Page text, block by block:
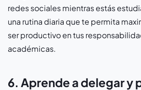
redes sociales mientras estás
una rutina diaria que te permita
ser productivo en tus
académicas.
6. Aprende a delegar y